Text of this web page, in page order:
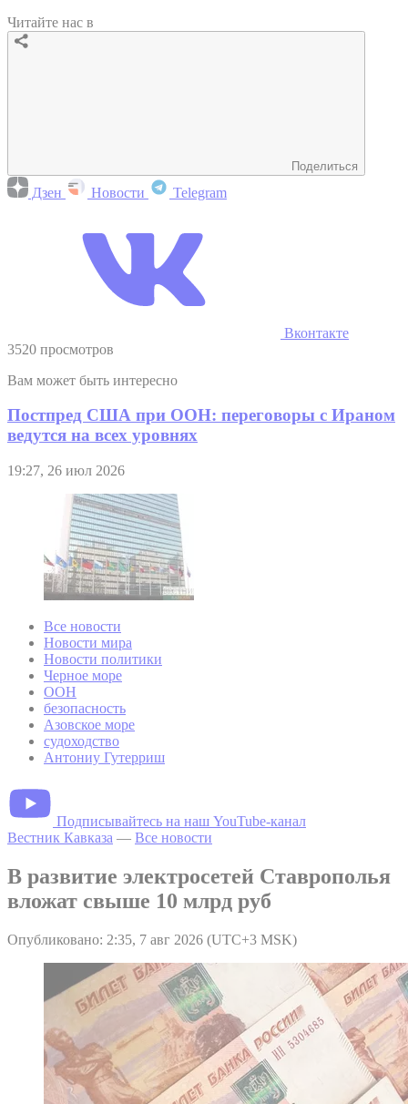
Читайте нас в
Поделиться
Дзен Новости Telegram
Вконтакте
3520 просмотров
Вам может быть интересно
Постпред США при ООН: переговоры с Ираном
ведутся на всех уровнях
19:27, 26 июл 2026
Все новости
Новости мира
Новости политики
Черное море
ООН
безопасность
Азовское море
судоходство
Антониу Гутерриш
Подписывайтесь на наш YouTube-канал
Вестник Кавказа — Все новости
В развитие электросетей Ставрополья
вложат свыше 10 млрд руб
Опубликовано: 2:35, 7 авг 2026 (UTC+3 MSK)